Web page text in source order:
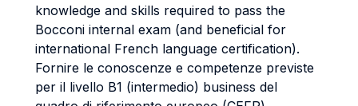
knowledge and skills required to pass the
Bocconi internal exam (and beneficial for
international French language certification).
Fornire le conoscenze e competenze previste
per il livello B1 (intermedio) business del